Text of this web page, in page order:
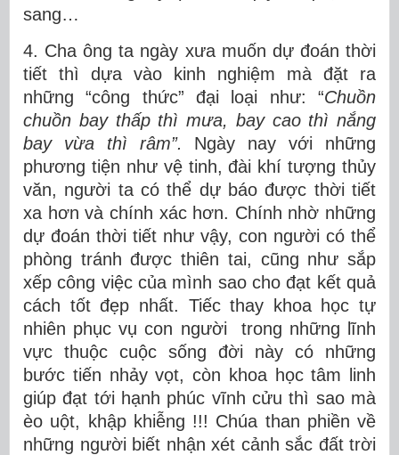
sang…
4. Cha ông ta ngày xưa muốn dự đoán thời
tiết thì dựa vào kinh nghiệm mà đặt ra
những “công thức” đại loại như: “Chuồn
chuồn bay thấp thì mưa, bay cao thì nắng
bay vừa thì râm”.
Ngày nay với những
phương tiện như vệ tinh, đài khí tượng thủy
văn, người ta có thể dự báo được thời tiết
xa hơn và chính xác hơn. Chính nhờ những
dự đoán thời tiết như vậy, con người có thể
phòng tránh được thiên tai, cũng như sắp
xếp công việc của mình sao cho đạt kết quả
cách tốt đẹp nhất. Tiếc thay khoa học tự
nhiên phục vụ con người trong những lĩnh
vực thuộc cuộc sống đời này có những
bước tiến nhảy vọt, còn khoa học tâm linh
giúp đạt tới hạnh phúc vĩnh cửu thì sao mà
èo uột, khập khiễng !!! Chúa than phiền về
những người biết nhận xét cảnh sắc đất trời